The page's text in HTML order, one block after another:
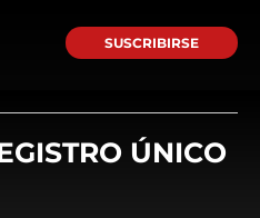
SUSCRIBIRSE
ÚNICO